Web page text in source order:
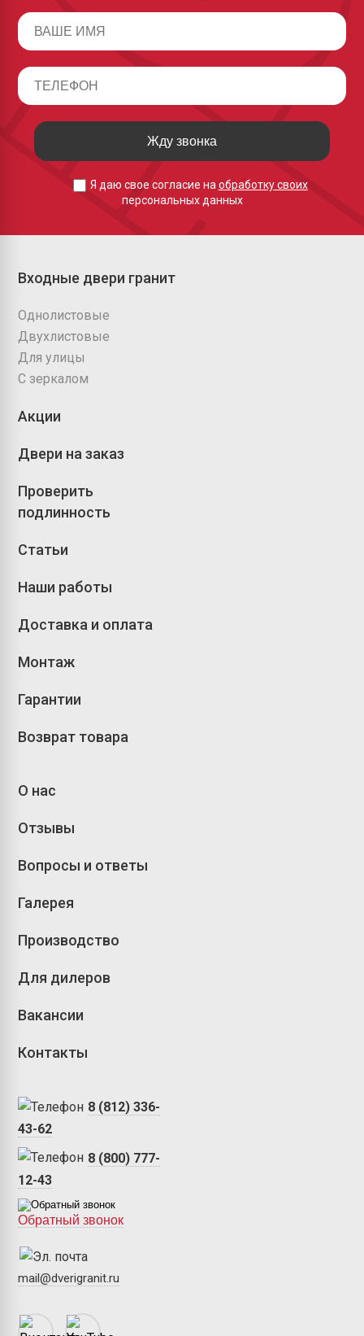
Жду звонка
Я даю свое согласие на обработку своих
персональных данных
Входные двери гранит
Однолистовые
Двухлистовые
Для улицы
С зеркалом
Акции
Двери на заказ
Проверить
подлинность
Статьи
Наши работы
Доставка и оплата
Монтаж
Гарантии
Возврат товара
О нас
Отзывы
Вопросы и ответы
Галерея
Производство
Для дилеров
Вакансии
Контакты
8 (812) 336-
43-62
8 (800) 777-
12-43
Обратный звонок
mail@dverigranit.ru